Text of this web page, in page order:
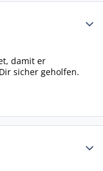
damit er
sicher geholfen.